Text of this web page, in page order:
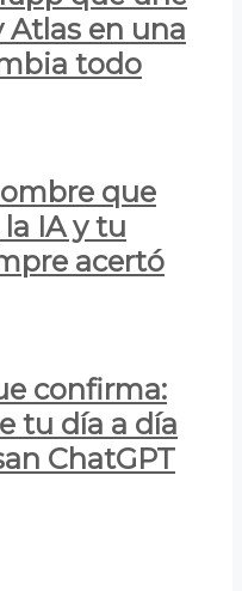
Atlas en una
todo
que
IA y tu
acertó
confirma:
tu día a día
ChatGPT